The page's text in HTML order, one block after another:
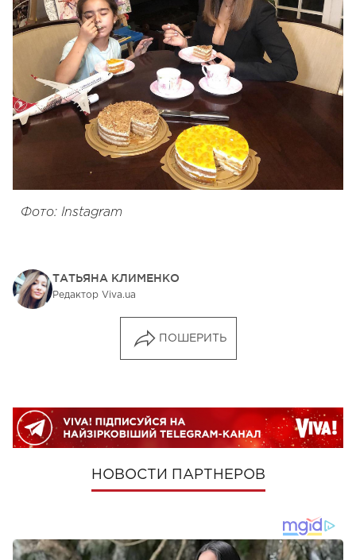
Фото: Instagram
ТАТЬЯНА КЛИМЕНКО
Редактор Viva.ua
ПОШЕРИТЬ
НОВОСТИ ПАРТНЕРОВ